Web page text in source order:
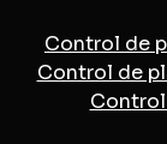
Control de
Control de